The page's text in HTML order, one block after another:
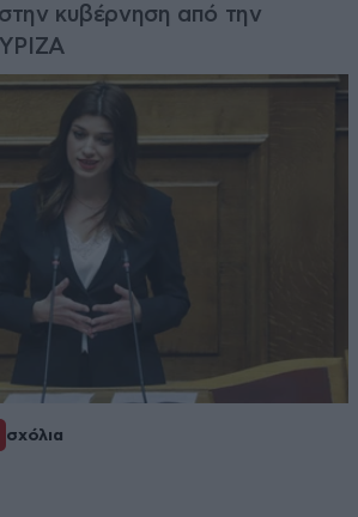
στην κυβέρνηση από την
σχόλια